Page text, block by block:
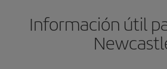
Información útil